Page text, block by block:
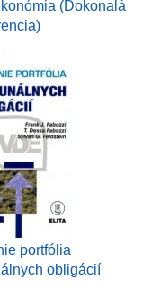
(Dokonalá
portfólia
obligácií